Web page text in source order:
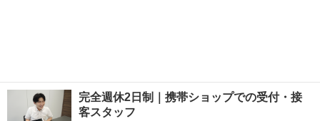
完全週休2日制｜携帯ショップでの受付・接
客スタッフ